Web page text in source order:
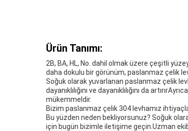
Ürün Tanımı:
2B, BA, HL, No. dahil olmak üzere çeşitli
daha dokulu bir görünüm, paslanmaz çelik
Soğuk olarak yuvarlanan paslanmaz çelik
dayanıklılığını ve dayanıklılığını da
mükemmeldir.
Bizim paslanmaz çelik 304 levhamız
Bu yüzden neden bekliyorsunuz? Soğuk
için bugün bizimle iletişime geçin.Uzman